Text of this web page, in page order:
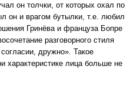
он толчки, от которых охал по
он и врагом бутылки, т.е. любил
Гринёва и француза Бопре
разговорного стиля
дружно». Такое
характеристике лица больше не